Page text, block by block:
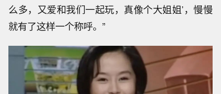
么多，又爱和我们一起玩，真像个大姐姐’，慢慢
就有了这样一个称呼。”